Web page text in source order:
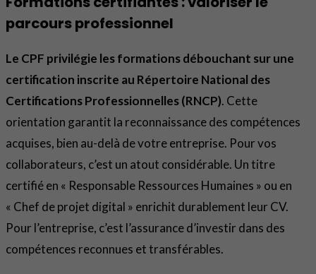
parcours professionnel
Le CPF privilégie les formations débouchant sur une
certification inscrite au Répertoire National des
Certifications Professionnelles (RNCP). Cette
orientation garantit la reconnaissance des compétences
acquises, bien au-delà de votre entreprise. Pour vos
collaborateurs, c’est un atout considérable. Un titre
certifié en « Responsable Ressources Humaines » ou en
« Chef de projet digital » enrichit durablement leur CV.
Pour l’entreprise, c’est l’assurance d’investir dans des
compétences reconnues et transférables.